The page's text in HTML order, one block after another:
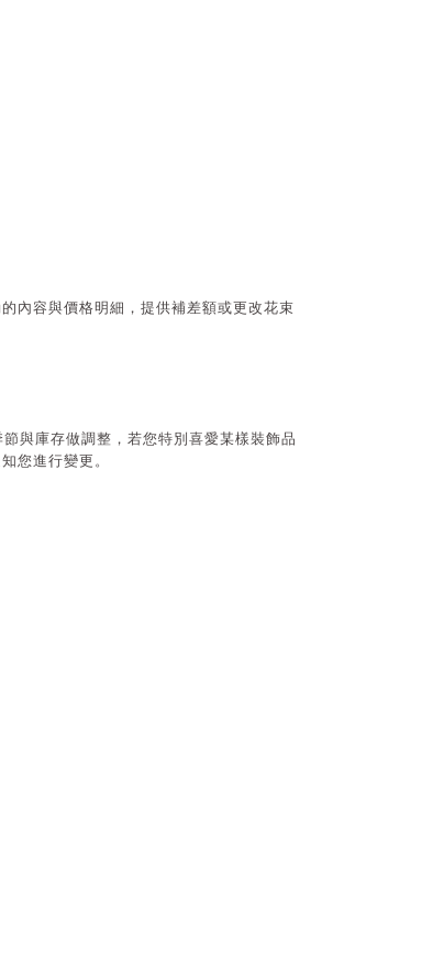
內容與價格明細，提供補差額或更改花束
與庫存做調整，若您特別喜愛某樣裝飾品
您進行變更。